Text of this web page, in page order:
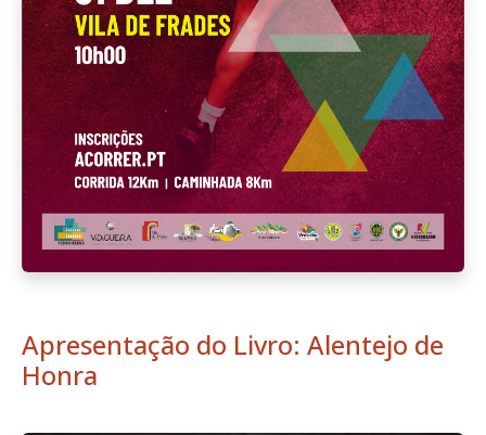
Apresentação do Livro: Alentejo de
Honra